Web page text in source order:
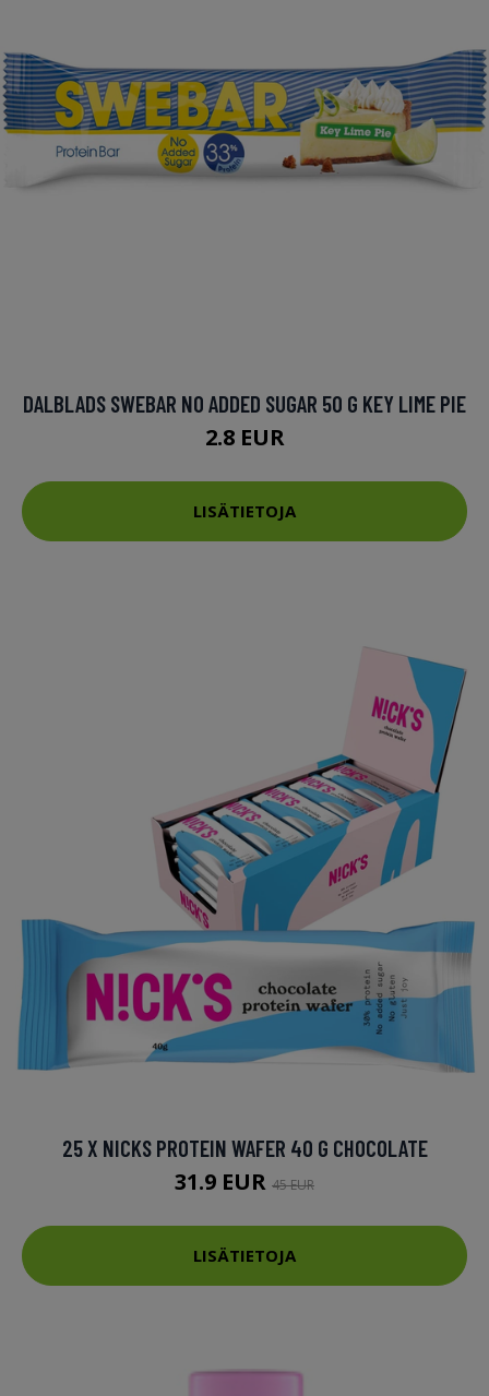
DALBLADS SWEBAR NO ADDED SUGAR 50 G KEY LIME PIE
2.8 EUR
LISÄTIETOJA
25 X NICKS PROTEIN WAFER 40 G CHOCOLATE
31.9 EUR 45 EUR
LISÄTIETOJA